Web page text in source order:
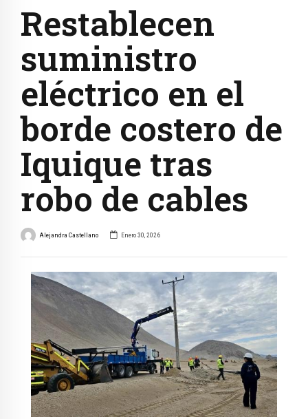
Restablecen
suministro
eléctrico en el
borde costero de
Iquique tras
robo de cables
Alejandra Castellano Enero 30, 2026